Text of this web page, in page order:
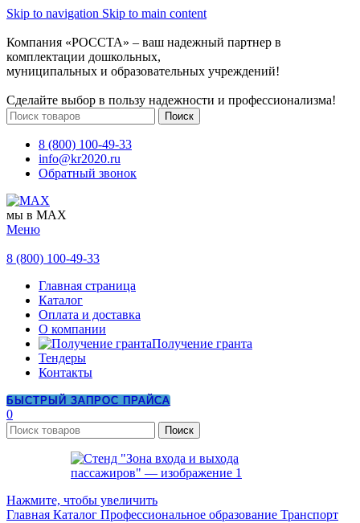
Skip to navigation Skip to main content
Компания «РОССТА» – ваш надежный партнер в
комплектации дошкольных,
муниципальных и образовательных учреждений!
Сделайте выбор в пользу надежности и профессионализма!
Поиск
8 (800) 100-49-33
info@kr2020.ru
Обратный звонок
мы в MAX
Меню
8 (800) 100-49-33
Главная страница
Каталог
Оплата и доставка
О компании
Получение гранта
Тендеры
Контакты
БЫСТРЫЙ ЗАПРОС ПРАЙСА
0
Поиск
Нажмите, чтобы увеличить
Главная Каталог Профессиональное образование Транспорт